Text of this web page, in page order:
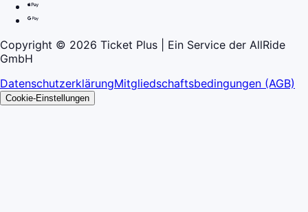
Copyright © 2026 Ticket Plus | Ein Service der AllRide
GmbH
DatenschutzerklärungMitgliedschaftsbedingungen (AGB)
Cookie-Einstellungen